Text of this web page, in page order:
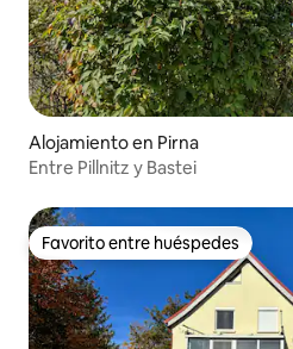
Alojamiento en Pirna
Entre Pillnitz y Bastei
Favorito entre huéspedes
Favorito entre huéspedes